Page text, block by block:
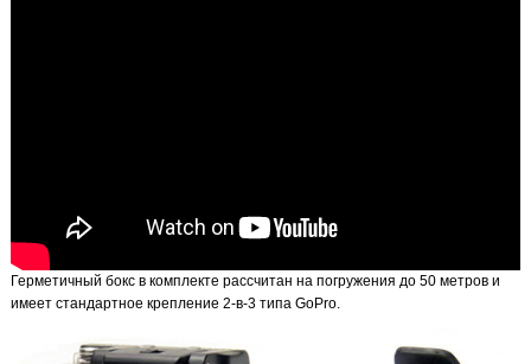
Герметичный бокс в комплекте рассчитан на погружения до 50 метров и
имеет стандартное крепление 2-в-3 типа GoPro.